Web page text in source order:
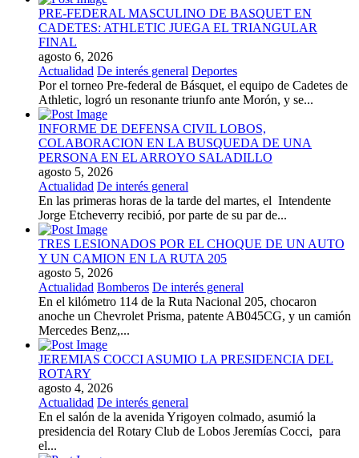
PRE-FEDERAL MASCULINO DE BASQUET EN
CADETES: ATHLETIC JUEGA EL TRIANGULAR
FINAL
agosto 6, 2026
Actualidad De interés general Deportes
Por el torneo Pre-federal de Básquet, el equipo de Cadetes de
Athletic, logró un resonante triunfo ante Morón, y se...
INFORME DE DEFENSA CIVIL LOBOS,
COLABORACION EN LA BUSQUEDA DE UNA
PERSONA EN EL ARROYO SALADILLO
agosto 5, 2026
Actualidad De interés general
En las primeras horas de la tarde del martes, el Intendente
Jorge Etcheverry recibió, por parte de su par de...
TRES LESIONADOS POR EL CHOQUE DE UN AUTO
Y UN CAMION EN LA RUTA 205
agosto 5, 2026
Actualidad Bomberos De interés general
En el kilómetro 114 de la Ruta Nacional 205, chocaron
anoche un Chevrolet Prisma, patente AB045CG, y un camión
Mercedes Benz,...
JEREMIAS COCCI ASUMIO LA PRESIDENCIA DEL
ROTARY
agosto 4, 2026
Actualidad De interés general
En el salón de la avenida Yrigoyen colmado, asumió la
presidencia del Rotary Club de Lobos Jeremías Cocci, para
el...